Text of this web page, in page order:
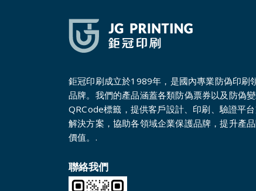
鉅冠印刷成立於1989年，是國內專業防偽印刷
品牌。我們的產品涵蓋各類防偽票券以及防偽
QRCode標籤，提供客戶設計、印刷、驗證平
解決方案，協助各領域企業保護品牌，提升產
價值。.
聯絡我們